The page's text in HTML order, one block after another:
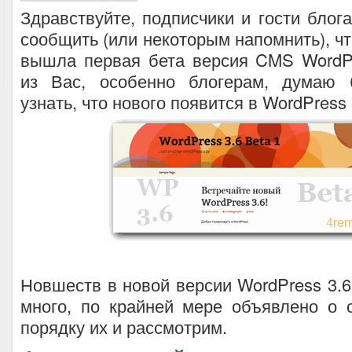
Здравствуйте, подписчики и гости
сообщить (или некоторым напомнить),
вышла первая бета версия CMS
из Вас, особенно блогерам, думаю
узнать, что нового появится в
Новшеств в новой версии WordPress
много, по крайней мере объявлено
порядку их и рассмотрим.